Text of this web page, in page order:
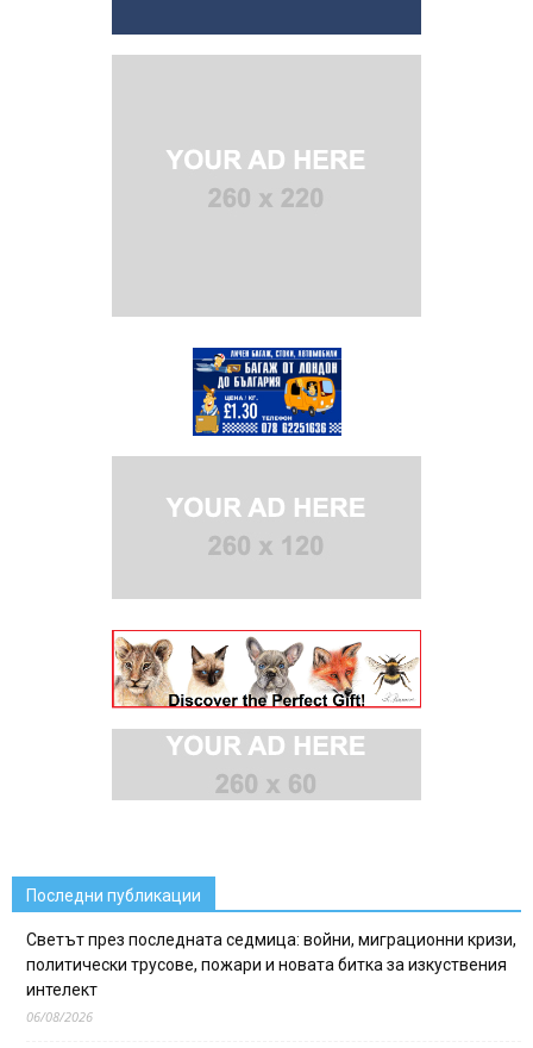
Последни публикации
Светът през последната седмица: войни, миграционни кризи,
политически трусове, пожари и новата битка за изкуствения
интелект
06/08/2026